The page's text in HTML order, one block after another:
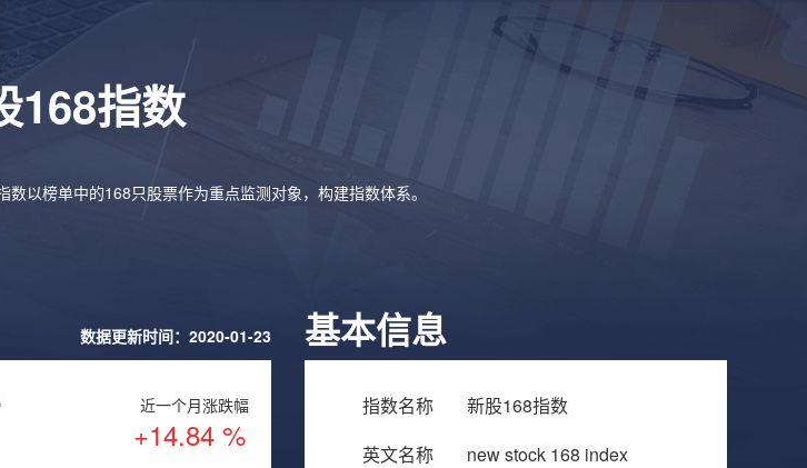
168指数
以榜单中的168只股票作为重点监测对象，构建指数体系。
数据更新时间：2020-01-23
近一个月涨跌幅
+14.84 %
基本信息
指数名称
新股168指数
英文名称
new stock 168 index